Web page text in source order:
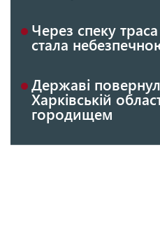
Через спеку
стала
Державі
Харківській
городищем